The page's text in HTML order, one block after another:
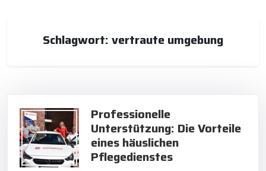
Schlagwort:vertraute umgebung
Professionelle
Unterstützung: Die Vorteile
eines häuslichen
Pflegedienstes